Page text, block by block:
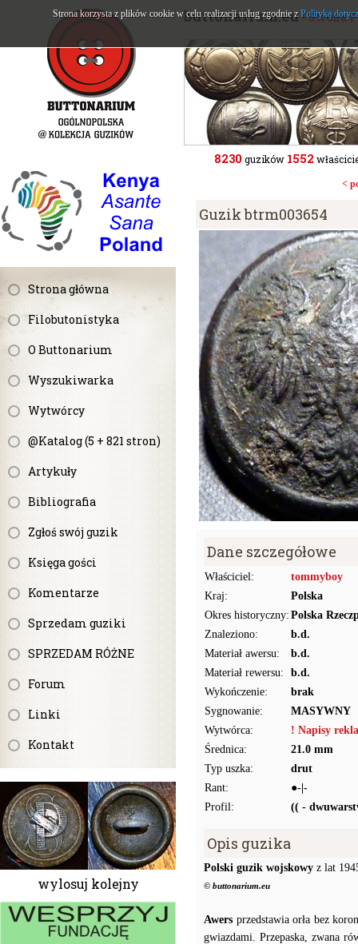
Strona główna
Filobutonistyka
O Buttonarium
Wyszukiwarka
Wytwórcy
@Katalog (5 + 821 stron)
Artykuły
Bibliografia
Zgłoś swój guzik
Księga gości
Komentarze
Sprzedam guziki
SPRZEDAM RÓŻNE
Forum
Linki
Kontakt
wylosuj kolejny
buttonarium.eu- Strona
8230 guzików 1552
<
Guzik btrm003654
Dane szczegółowe
Właściciel:
tommyboy
Kraj:
Polska
Okres historyczny: Polska
Znaleziono:
b.d.
Materiał awersu:
b.d.
Materiał rewersu:
b.d.
Wykończenie:
brak
Sygnowanie:
MASYWNY
Wytwórca:
! Napisy
Średnica:
21.0 mm
Typ uszka:
drut
Rant:
●-|-
Profil:
(( -
Opis guzika
Polski guzik wojskowy z lat
© buttonarium.eu
Awers przedstawia orła bez
gwiazdami. Przepaska, zwana
Strona korzysta z plików cookie w celu realizacji usług zgodnie z Polityką